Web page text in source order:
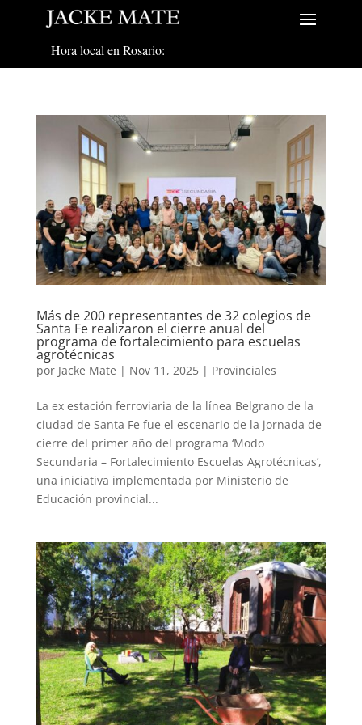
Hora local en Rosario:
Más de 200 representantes de 32 colegios de
Santa Fe realizaron el cierre anual del
programa de fortalecimiento para escuelas
agrotécnicas
por Jacke Mate | Nov 11, 2025| Provinciales
La ex estación ferroviaria de la línea Belgrano de la
ciudad de Santa Fe fue el escenario de la jornada de
cierre del primer año del programa ‘Modo
Secundaria – Fortalecimiento Escuelas Agrotécnicas’,
una iniciativa implementada por Ministerio de
Educación provincial...